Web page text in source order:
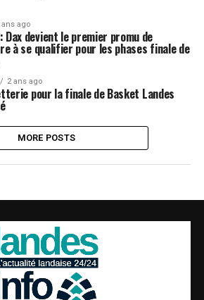
ans ago
Dax devient le premier promu de
à se qualifier pour les phases finale de
2 ans ago
pour la finale de Basket Landes
MORE POSTS